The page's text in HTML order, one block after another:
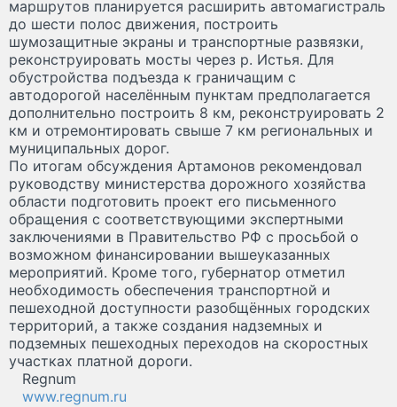
маршрутов планируется расширить автомагистраль
до шести полос движения, построить
шумозащитные экраны и транспортные развязки,
реконструировать мосты через р. Истья. Для
обустройства подъезда к граничащим с
автодорогой населённым пунктам предполагается
дополнительно построить 8 км, реконструировать 2
км и отремонтировать свыше 7 км региональных и
муниципальных дорог.
По итогам обсуждения Артамонов рекомендовал
руководству министерства дорожного хозяйства
области подготовить проект его письменного
обращения с соответствующими экспертными
заключениями в Правительство РФ с просьбой о
возможном финансировании вышеуказанных
мероприятий. Кроме того, губернатор отметил
необходимость обеспечения транспортной и
пешеходной доступности разобщённых городских
территорий, а также создания надземных и
подземных пешеходных переходов на скоростных
участках платной дороги.
Regnum
www.regnum.ru